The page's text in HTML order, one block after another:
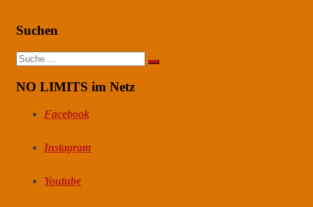
Suchen
Suche
nach:
NO LIMITS im Netz
Facebook
Instagram
Youtube